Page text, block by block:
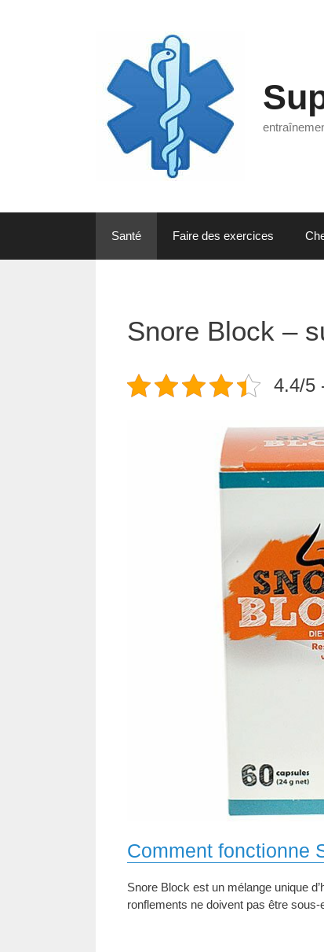
Santé Faire des exercices
Snore Block –
4.4/5
Comment fonctionne
Snore Block est un mélange unique
ronflements ne doivent pas être